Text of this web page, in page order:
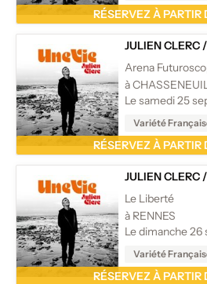
RÉSERVEZ À
JULIEN CLERC /
Arena
à
Le samedi 25
Variété
RÉSERVEZ À
JULIEN CLERC /
Le Liberté
à RENNES
Le dimanche
Variété
RÉSERVEZ À